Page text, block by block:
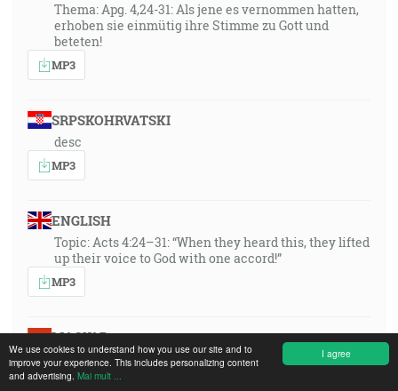
I agree
We use cookies to understand how you use our site and to
improve your experience. This includes personalizing content
and advertising. Mai mult ...
Thema: Apg. 4,24-31: Als jene es vernommen hatten,
erhoben sie einmütig ihre Stimme zu Gott und
beteten!
MP3
SRPSKOHRVATSKI
desc
MP3
ENGLISH
Topic: Acts 4:24–31: “When they heard this, they lifted
up their voice to God with one accord!”
MP3
MAGYAR
A téma: Ap.Csel 4:24–31: »Amikor amazok ezt
megértették, egyöntetűen felemelték hangjukat